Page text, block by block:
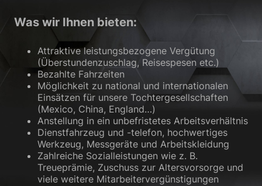
Was wir Ihnen bieten:
Attraktive leistungsbezogene Vergütung
(Überstundenzuschlag, Reisespesen etc.)
Bezahlte Fahrzeiten
Möglichkeit zu national und internationalen
Einsätzen für unsere Tochtergesellschaften
(Mexico, China, England…)
Anstellung in ein unbefristetes Arbeitsverhältnis
Dienstfahrzeug und -telefon, hochwertiges
Werkzeug, Messgeräte und Arbeitskleidung
Zahlreiche Sozialleistungen wie z. B.
Treueprämie, Zuschuss zur Altersvorsorge und
viele weitere Mitarbeitervergünstigungen
Datenschutzeinstellungen
Essenziell (1)
Essenzielle Cookies ermöglichen grundlegende Funktionen und sind für
die einwandfreie Funktion der Website erforderlich.
Cookie-Informationen anzeigen
Statistiken (2)
Statistik Cookies erfassen Informationen anonym. Diese Informationen
helfen uns zu verstehen, wie unsere Besucher unsere Website nutzen.
Cookie-Informationen anzeigen